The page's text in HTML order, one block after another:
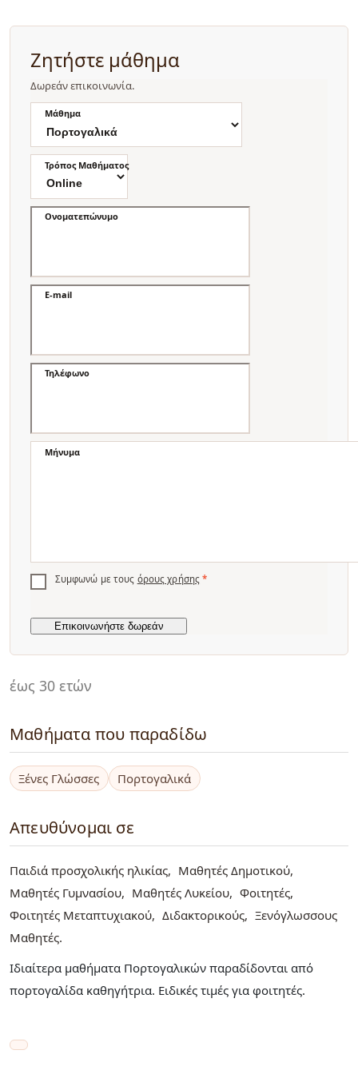
έως 30 ετών
Μαθήματα που παραδίδω
Ξένες Γλώσσες Πορτογαλικά
Απευθύνομαι σε
Παιδιά προσχολικής ηλικίας
Μαθητές Δημοτικού
Μαθητές Γυμνασίου
Μαθητές Λυκείου
Φοιτητές
Φοιτητές Μεταπτυχιακού
Διδακτορικούς
Ξενόγλωσσους
Μαθητές
Ιδιαίτερα μαθήματα Πορτογαλικών παραδίδονται από
πορτογαλίδα καθηγήτρια. Ειδικές τιμές για φοιτητές.
Ζητήστε μάθημα
Δωρεάν επικοινωνία.
Μάθημα
Τρόπος Μαθήματος
Ονοματεπώνυμο
E-mail
Τηλέφωνο
Μήνυμα
Συμφωνώ με τους όρους χρήσης *